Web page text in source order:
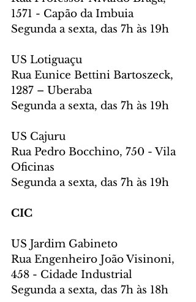
1571 - Capão da Imbuia
Segunda a sexta, das 7h às 19h
US Lotiguaçu
Rua Eunice Bettini Bartoszeck,
1287 – Uberaba
Segunda a sexta, das 7h às 19h
US Cajuru
Rua Pedro Bocchino, 750 - Vila
Oficinas
Segunda a sexta, das 7h às 19h
CIC
US Jardim Gabineto
Rua Engenheiro João Visinoni,
458 - Cidade Industrial
Segunda a sexta, das 7h às 18h